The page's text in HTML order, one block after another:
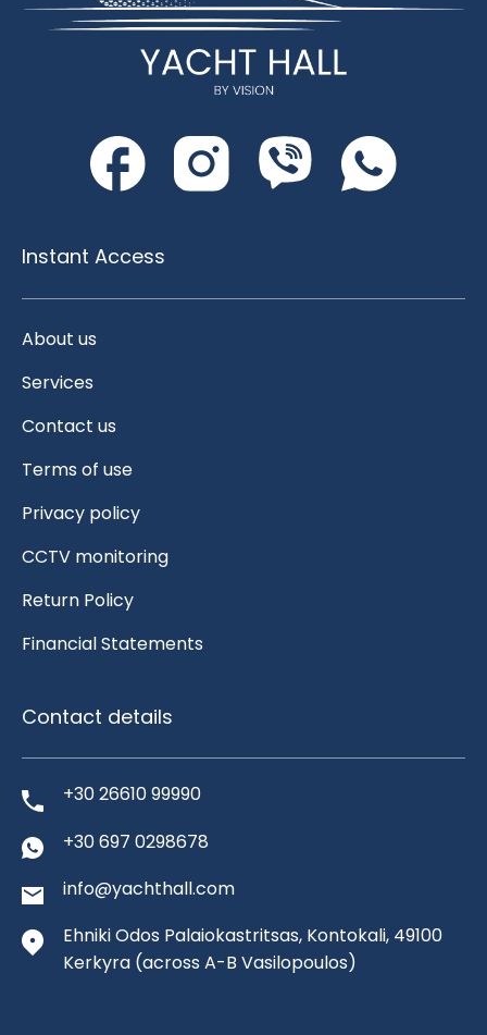
Instant Access
About us
Services
Contact us
Terms of use
Privacy policy
CCTV monitoring
Return Policy
Financial Statements
Contact details
+30 26610 99990
+30 697 0298678
info@yachthall.com
Ehniki Odos Palaiokastritsas, Kontokali, 49100
Kerkyra (across A-B Vasilopoulos)